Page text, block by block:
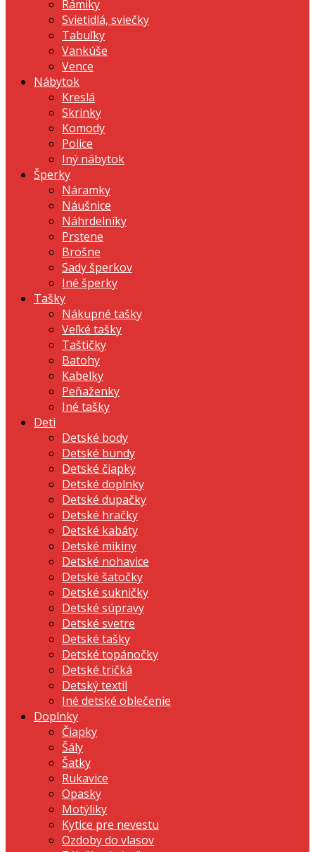
Rámiky
Svietidlá, sviečky
Tabuľky
Vankúše
Vence
Nábytok
Kreslá
Skrinky
Komody
Police
Iný nábytok
Šperky
Náramky
Náušnice
Náhrdelníky
Prstene
Brošne
Sady šperkov
Iné šperky
Tašky
Nákupné tašky
Veľké tašky
Taštičky
Batohy
Kabelky
Peňaženky
Iné tašky
Deti
Detské body
Detské bundy
Detské čiapky
Detské doplnky
Detské dupačky
Detské hračky
Detské kabáty
Detské mikiny
Detské nohavice
Detské šatočky
Detské sukničky
Detské súpravy
Detské svetre
Detské tašky
Detské topánočky
Detské tričká
Detský textil
Iné detské oblečenie
Doplnky
Čiapky
Šály
Šatky
Rukavice
Opasky
Motýliky
Kytice pre nevestu
Ozdoby do vlasov